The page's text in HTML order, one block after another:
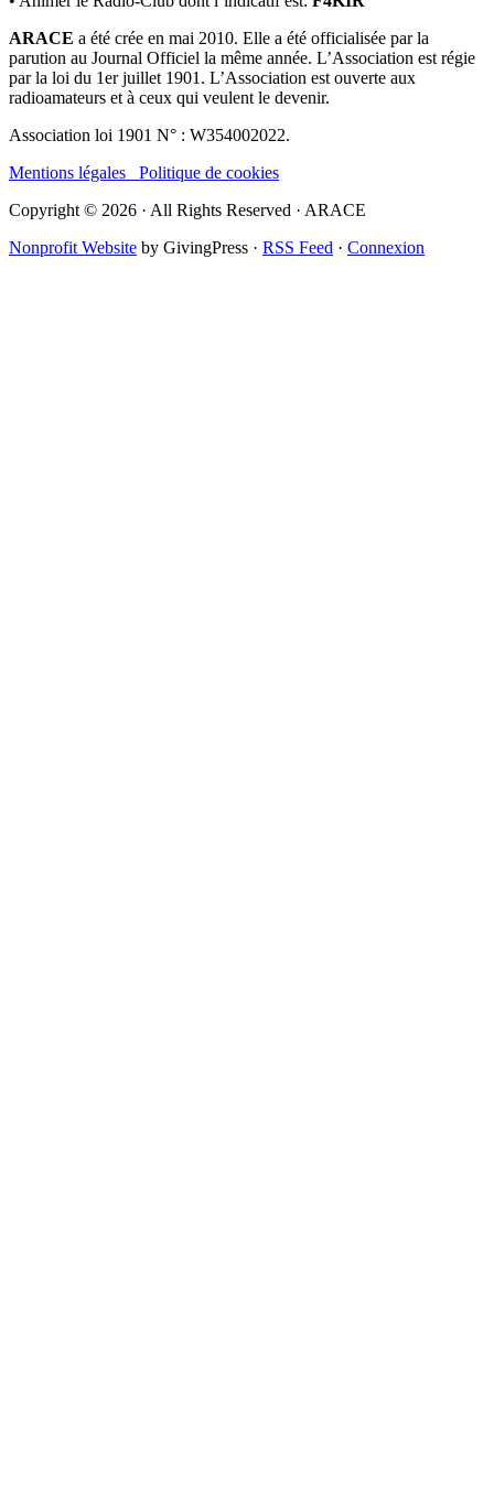
ARACE a été crée en mai 2010. Elle a été officialisée par la
parution au Journal Officiel la même année. L’Association est régie
par la loi du 1er juillet 1901. L’Association est ouverte aux
radioamateurs et à ceux qui veulent le devenir.
Association loi 1901 N° : W354002022.
Mentions légales Politique de cookies
Copyright © 2026 · All Rights Reserved · ARACE
Nonprofit Website by GivingPress · RSS Feed · Connexion